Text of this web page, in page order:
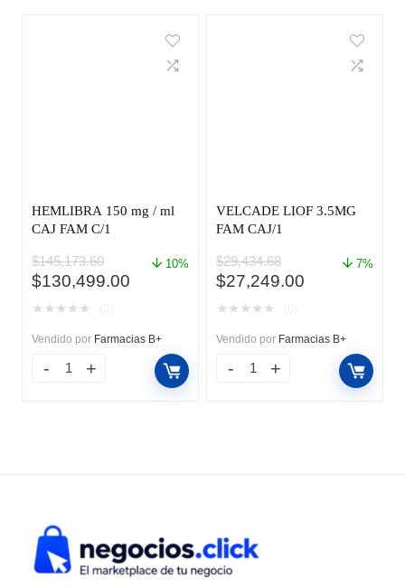
HEMLIBRA 150 mg / ml
CAJ FAM C/1
$145,173.60
El
precio
era:
$145,173.60.
$130,499.00
es:
$130,499.00.
10%
★ ★ ★ ★ ★
Vendido por Farmacias B+
VELCADE LIOF 3.5MG
FAM CAJ/1
$29,434.68
El
precio
era:
$29,434.68.
$27,249.00
es:
$27,249.00.
7%
★ ★ ★ ★ ★
Vendido por Farmacias B+